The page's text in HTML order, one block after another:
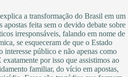
a transformação do Brasil em um
apostas feita sem o devido debate sobre
irresponsáveis, falando em nome de
se esqueceram de que o Estado
interesse público e não apenas como
por isso que assistimos ao
familiar, do vício em apostas,